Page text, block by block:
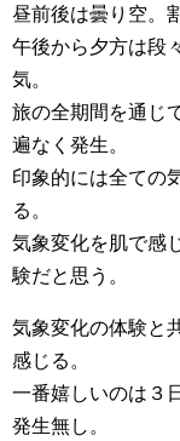
昼前後は曇り空。
午後から夕方は段
気。
旅の全期間を通じ
遍なく発生。
印象的には全ての
る。
気象変化を肌で感
験だと思う。
気象変化の体験と
感じる。
一番嬉しいのは３
発生無し。